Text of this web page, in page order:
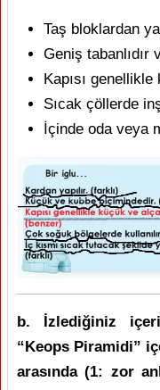
Taş bloklardan
Geniş tabanlıdır
Kapısı
Sıcak çöllerde
İçinde oda veya
b. İzlediğiniz
“Keops Piramidi”
arasında (1: zor